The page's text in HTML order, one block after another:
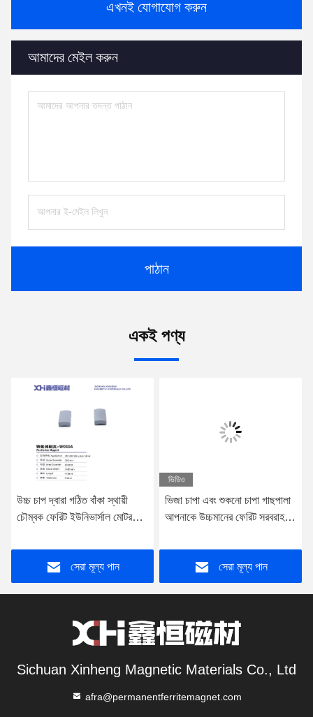
এখনই যোগাযোগ করুন
আমাদের মেইল ​​করুন
পাঠান
একই পণ্য
উচ্চ চাপ দ্বারা গঠিত বাঁকা স্থায়ী
চৌম্বক ফেরিট ইউনিভার্সাল মোটর
সেরা মূল্য পান
ভিডিও
ভিজা চাপা এবং শুকনো চাপা গাছপালা
আপনাকে উচ্চমানের ফেরিট সরবরাহ
সেরা মূল্য পান
Sichuan Xinheng Magnetic Materials Co., Ltd
afra@permanentferritemagnet.com